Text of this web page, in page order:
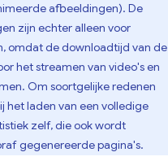
afbeeldingen). De
zijn echter alleen voor
omdat de downloadtijd van de
het streamen van video's en
Om soortgelijke redenen
het laden van een volledige
zelf, die ook wordt
gegenereerde pagina's.